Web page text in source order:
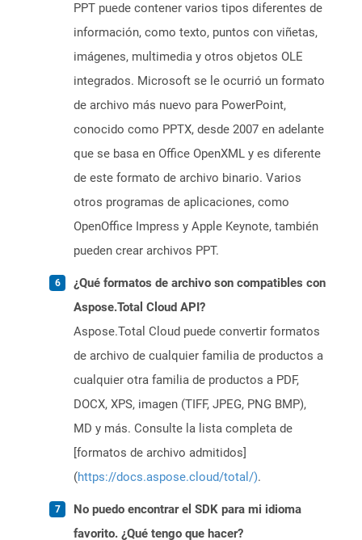
PPT puede contener varios tipos diferentes de
información, como texto, puntos con viñetas,
imágenes, multimedia y otros objetos OLE
integrados. Microsoft se le ocurrió un formato
de archivo más nuevo para PowerPoint,
conocido como PPTX, desde 2007 en adelante
que se basa en Office OpenXML y es diferente
de este formato de archivo binario. Varios
otros programas de aplicaciones, como
OpenOffice Impress y Apple Keynote, también
pueden crear archivos PPT.
¿Qué formatos de archivo son compatibles con
Aspose.Total Cloud API?
Aspose.Total Cloud puede convertir formatos
de archivo de cualquier familia de productos a
cualquier otra familia de productos a PDF,
DOCX, XPS, imagen (TIFF, JPEG, PNG BMP),
MD y más. Consulte la lista completa de
[formatos de archivo admitidos]
(https://docs.aspose.cloud/total/).
No puedo encontrar el SDK para mi idioma
favorito. ¿Qué tengo que hacer?